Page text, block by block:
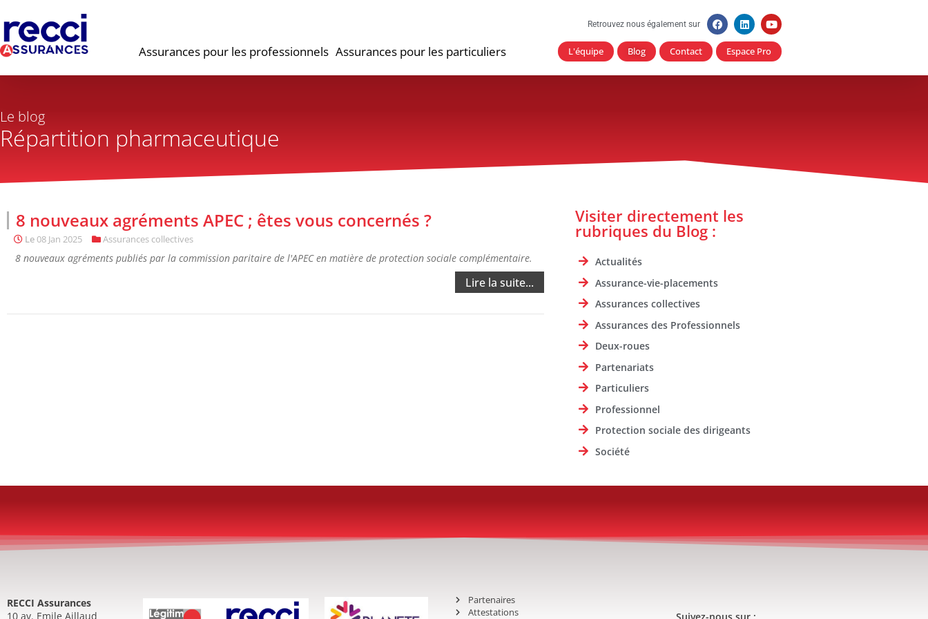
Assurances pour les professionnels Assurances pour les particuliers
Retrouvez nous également sur
L'équipe Blog Contact Espace Pro
Le blog
Répartition pharmaceutique
8 nouveaux agréments APEC ; êtes vous concernés ?
Le08 Jan 2025 Assurances collectives
8 nouveaux agréments publiés par la commission paritaire de l'APEC en matière de protection sociale complémentaire.
Lire la suite...
Visiter directement les
rubriques du Blog :
Actualités
Assurance-vie-placements
Assurances collectives
Assurances des Professionnels
Deux-roues
Partenariats
Particuliers
Professionnel
Protection sociale des dirigeants
Société
RECCI Assurances
10 av. Emile Aillaud
Partenaires
Attestations
Suivez-nous sur :